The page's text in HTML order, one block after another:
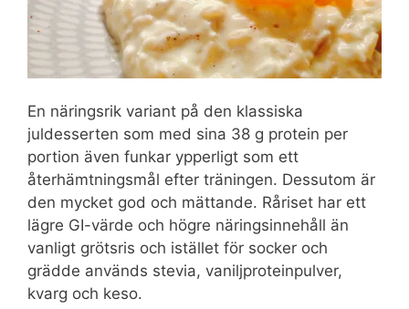
En näringsrik variant på den klassiska
juldesserten som med sina 38 g protein per
portion även funkar ypperligt som ett
återhämtningsmål efter träningen. Dessutom är
den mycket god och mättande. Råriset har ett
lägre GI-värde och högre näringsinnehåll än
vanligt grötsris och istället för socker och
grädde används stevia, vaniljproteinpulver,
kvarg och keso.